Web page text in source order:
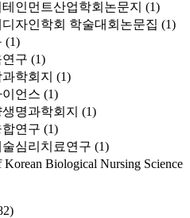
인먼트산업학회논문지 (1)
자인학회 학술대회논문집 (1)
(1)
구 (1)
학회지 (1)
언스 (1)
명과학회지 (1)
연구 (1)
심리치료연구 (1)
Korean Biological Nursing Science